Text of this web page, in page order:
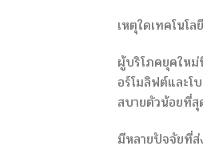
เหตุใดเทคโนโ
ผู้บริโภคยุคใหม่
อร์โมลิฟต์และโ
สบายตัวน้อยที่สุ
มีหลายปัจจัยที่ส่